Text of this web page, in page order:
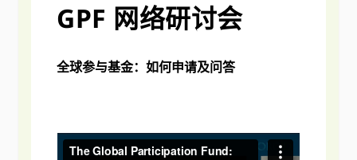
GPF 网络研讨会
全球参与基金：如何申请及问答